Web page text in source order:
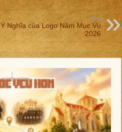
Next
Ý Nghĩa của Logo Năm Mục Vụ
2026